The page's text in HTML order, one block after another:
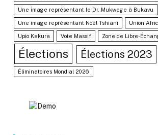
Une image représentant le Dr. Mukwege à Bukavu
Une image représentant Noël Tshiani Union
Upio Kakura Vote Massif Zone de Libre-
Élections Élections 2023
Éliminatoires Mondial 2026